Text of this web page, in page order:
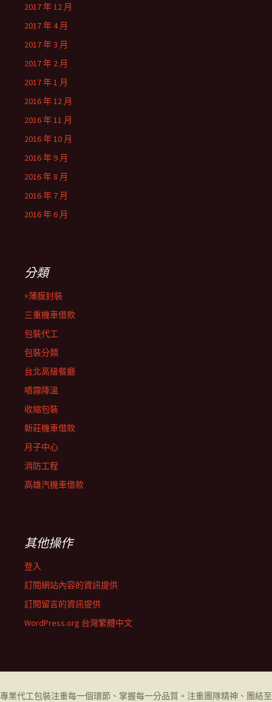
2017 年 12 月
2017 年 4 月
2017 年 3 月
2017 年 2 月
2017 年 1 月
2016 年 12 月
2016 年 11 月
2016 年 10 月
2016 年 9 月
2016 年 8 月
2016 年 7 月
2016 年 6 月
分類
×薄膜封裝
三重機車借款
包裝代工
包裝分類
台北高級餐廳
噴霧降溫
收縮包裝
新莊機車借款
月子中心
消防工程
高雄汽機車借款
其他操作
登入
訂閱網站內容的資訊提供
訂閱留言的資訊提供
WordPress.org 台灣繁體中文
專業代工包裝注重每一個環節、掌握每一分品質。注重團隊精神、團結至